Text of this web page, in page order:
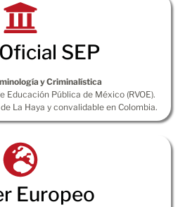
SEP
y Criminalística
Educación Pública de México (RVOE).
La Haya y convalidable en Colombia.
Europeo